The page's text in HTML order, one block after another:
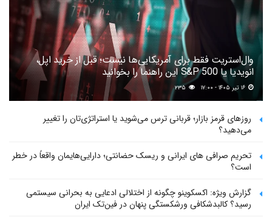
وال‌استریت فقط برای آمریکایی‌ها نیست؛ قبل از خرید اپل،
انویدیا یا S&P 500 این راهنما را بخوانید
۲۳۵
روزهای قرمز بازار؛ قربانی ترس می‌شوید یا استراتژی‌تان را تغییر
می‌دهید؟
تحریم صرافی های ایرانی و ریسک حضانتی؛ دارایی‌هایمان واقعاً در خطر
است؟
گزارش ویژه: اکسکوینو چگونه از اختلالی ادعایی به بحرانی سیستمی
رسید؟ کالبدشکافی ورشکستگی پنهان در فین‌تک ایران